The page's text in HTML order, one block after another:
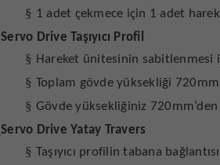
§ 1 adet çekmece için 1 adet
Servo Drive Taşıyıcı Profil
§ Hareket ünitesinin sabitlenmesi
§ Toplam gövde yüksekliği
§ Gövde yüksekliğiniz
Servo Drive Yatay Travers
§ Taşıyıcı profilin tabana